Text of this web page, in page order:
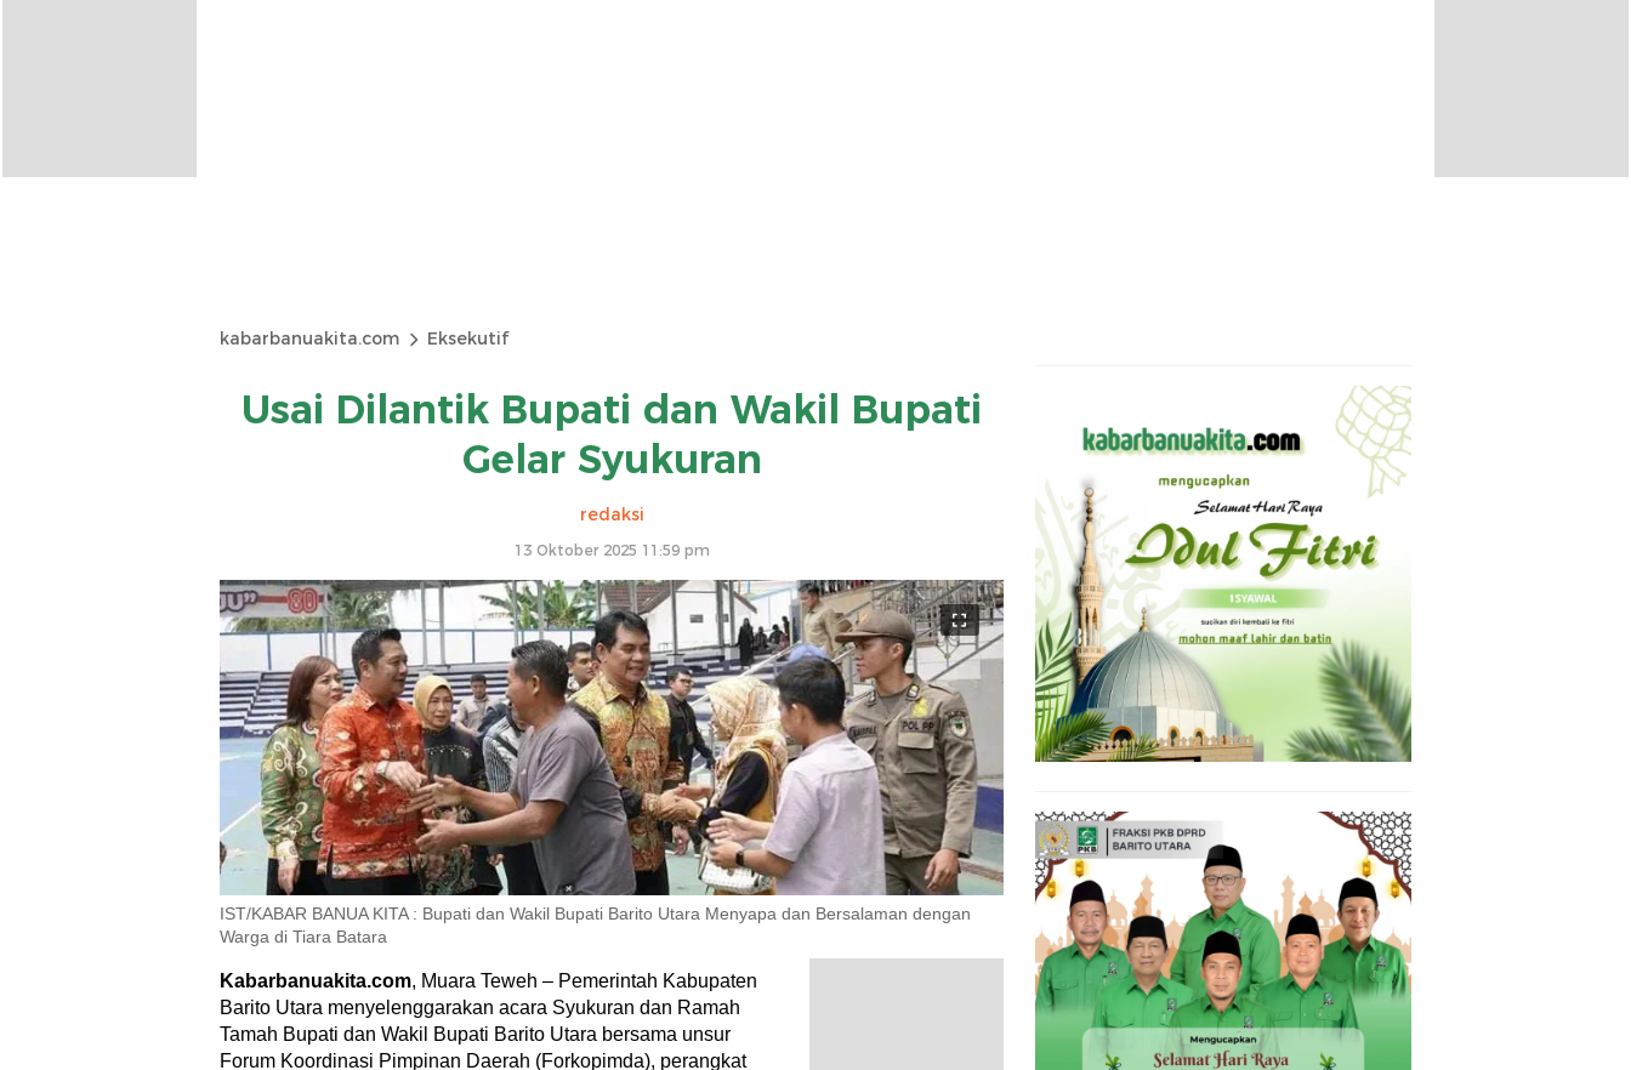
kabarbanuakita.com Eksekutif
Usai Dilantik Bupati dan Wakil Bupati
Gelar Syukuran
redaksi
13 Oktober 2025 11:59 pm
IST/KABAR BANUA KITA : Bupati dan Wakil Bupati Barito Utara Menyapa dan Bersalaman dengan
Warga di Tiara Batara
Kabarbanuakita.com, Muara Teweh – Pemerintah Kabupaten
Barito Utara menyelenggarakan acara Syukuran dan Ramah
Tamah Bupati dan Wakil Bupati Barito Utara bersama unsur
Forum Koordinasi Pimpinan Daerah (Forkopimda), perangkat